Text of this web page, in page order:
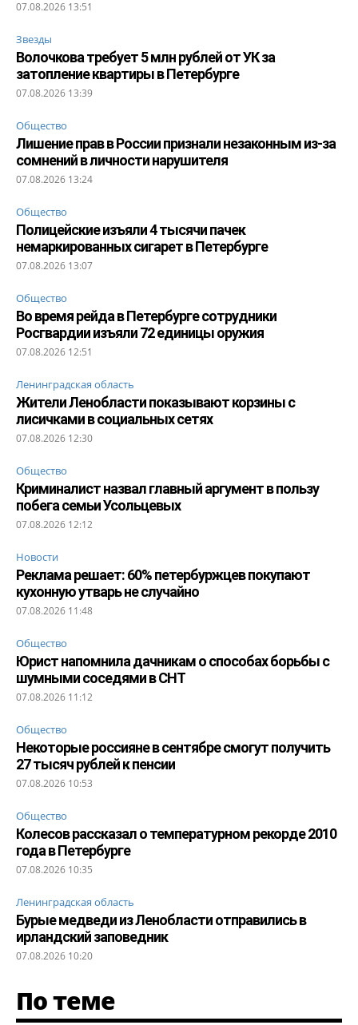
07.08.2026 13:51
Звезды
Волочкова требует 5 млн рублей от УК за
затопление квартиры в Петербурге
07.08.2026 13:39
Общество
Лишение прав в России признали незаконным из-за
сомнений в личности нарушителя
07.08.2026 13:24
Общество
Полицейские изъяли 4 тысячи пачек
немаркированных сигарет в Петербурге
07.08.2026 13:07
Общество
Во время рейда в Петербурге сотрудники
Росгвардии изъяли 72 единицы оружия
07.08.2026 12:51
Ленинградская область
Жители Ленобласти показывают корзины с
лисичками в социальных сетях
07.08.2026 12:30
Общество
Криминалист назвал главный аргумент в пользу
побега семьи Усольцевых
07.08.2026 12:12
Новости
Реклама решает: 60% петербуржцев покупают
кухонную утварь не случайно
07.08.2026 11:48
Общество
Юрист напомнила дачникам о способах борьбы с
шумными соседями в СНТ
07.08.2026 11:12
Общество
Некоторые россияне в сентябре смогут получить
27 тысяч рублей к пенсии
07.08.2026 10:53
Общество
Колесов рассказал о температурном рекорде 2010
года в Петербурге
07.08.2026 10:35
Ленинградская область
Бурые медведи из Ленобласти отправились в
ирландский заповедник
07.08.2026 10:20
По теме